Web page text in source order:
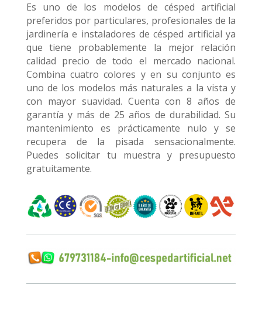
Es uno de los modelos de césped artificial
preferidos por particulares, profesionales de la
jardinería e instaladores de césped artificial ya
que tiene probablemente la mejor relación
calidad precio de todo el mercado nacional.
Combina cuatro colores y en su conjunto es
uno de los modelos más naturales a la vista y
con mayor suavidad. Cuenta con 8 años de
garantía y más de 25 años de durabilidad. Su
mantenimiento es prácticamente nulo y se
recupera de la pisada sensacionalmente.
Puedes solicitar tu muestra y presupuesto
gratuitamente.